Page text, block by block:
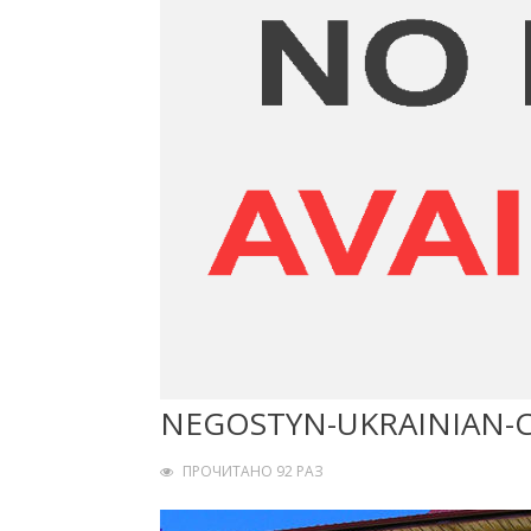
NEGOSTYN-UKRAINIAN-
ПРОЧИТАНО 92 РАЗ